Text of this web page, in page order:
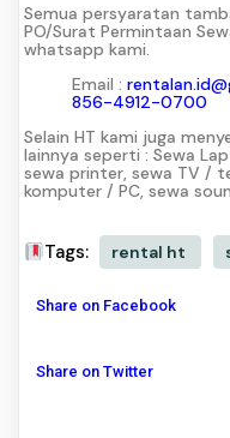
Semua persyaratan
PO/Surat Permintaan
whatsapp kami.
Email :
856-4912-0700
Selain HT kami juga
lainnya seperti : Sewa
sewa printer, sewa TV /
komputer / PC, sewa
Tags: rental ht
Share on Facebook
Share on Twitter